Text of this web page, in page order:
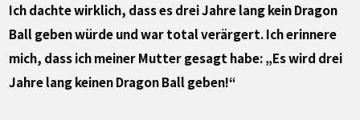
Ich dachte wirklich, dass es drei Jahre lang kein Dragon
Ball geben würde und war total verärgert. Ich erinnere
mich, dass ich meiner Mutter gesagt habe: „Es wird drei
Jahre lang keinen Dragon Ball geben!“